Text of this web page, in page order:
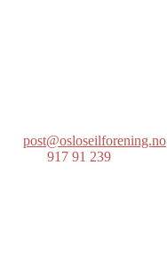
post@osloseilforening.no
917 91 239